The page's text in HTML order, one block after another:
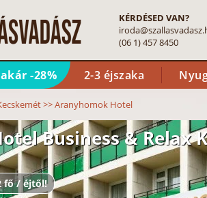
KÉRDÉSED VAN?
(06 1) 457 8450
-28% 2-3 éjszaka
>>Aranyhomok Hotel
Business & Relax
fő / éjtől!